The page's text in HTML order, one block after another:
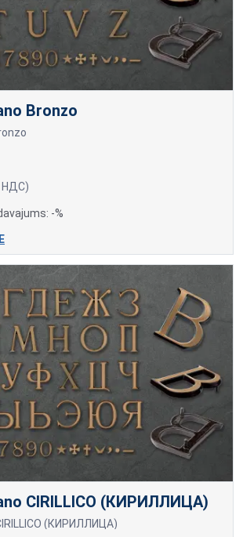
Bronzo
НДС)
-%
CIRILLICO (КИРИЛЛИЦА)
(КИРИЛЛИЦА)